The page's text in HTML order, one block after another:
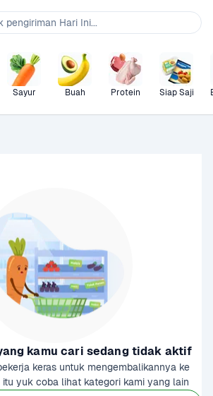
Sayur Buah Protein Siap Saji
kamu cari sedang tidak aktif
keras untuk mengembalikannya ke
itu yuk coba lihat kategori kami yang lain
pengiriman Hari Ini...